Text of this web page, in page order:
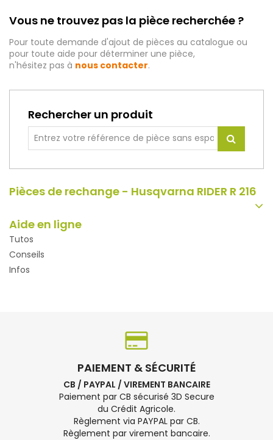
Vous ne trouvez pas la pièce recherchée ?
Pour toute demande d'ajout de pièces au catalogue ou
pour toute aide pour déterminer une pièce,
n'hésitez pas à nous contacter.
Rechercher un produit
Pièces de rechange - Husqvarna RIDER R 216
Aide en ligne
Tutos
Conseils
Infos
PAIEMENT & SÉCURITÉ
CB / PAYPAL / VIREMENT BANCAIRE
Paiement par CB sécurisé 3D Secure
du Crédit Agricole.
Règlement via PAYPAL par CB.
Règlement par virement bancaire.